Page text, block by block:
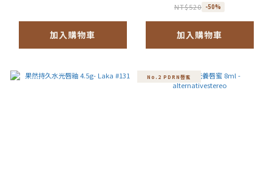
加入購物車
NT$520 -50%
加入購物車
No.2 PDRN唇蜜